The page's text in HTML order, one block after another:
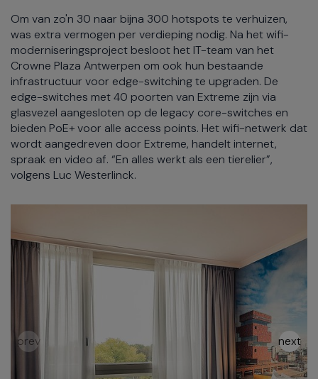
Om van zo'n 30 naar bijna 300 hotspots te verhuizen,
was extra vermogen per verdieping nodig. Na het wifi-
moderniseringsproject besloot het IT-team van het
Crowne Plaza Antwerpen om ook hun bestaande
infrastructuur voor edge-switching te upgraden. De
edge-switches met 40 poorten van Extreme zijn via
glasvezel aangesloten op de legacy core-switches en
bieden PoE+ voor alle access points. Het wifi-netwerk dat
wordt aangedreven door Extreme, handelt internet,
spraak en video af. “En alles werkt als een tierelier”,
volgens Luc Westerlinck.